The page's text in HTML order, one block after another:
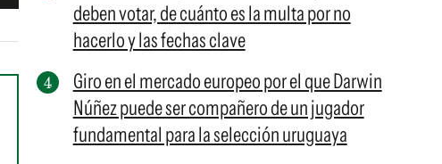
deben votar, de cuánto es la multa por no
hacerlo y las fechas clave
Giro en el mercado europeo por el que Darwin
Núñez puede ser compañero de un jugador
fundamental para la selección uruguaya